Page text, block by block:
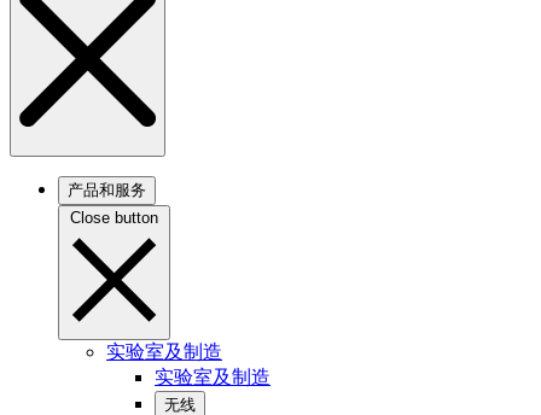
产品和服务
Close button
实验室及制造
实验室及制造
无线